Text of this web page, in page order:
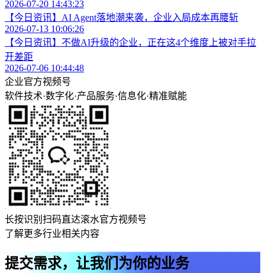
2026-07-20 14:43:23
【今日资讯】AI Agent落地潮来袭，企业入局成本再腰斩
2026-07-13 10:06:26
【今日资讯】不做AI升级的企业，正在这4个维度上被对手拉
开差距
2026-07-06 10:44:48
企业官方视频号
软件技术·数字化·产品服务·信息化·精准赋能
长按识别扫码直达滚水官方视频号
了解更多行业相关内容
提交需求，让我们为你的业务